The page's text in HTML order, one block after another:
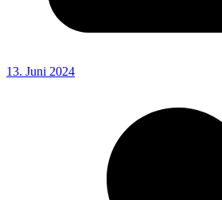
13. Juni 2024